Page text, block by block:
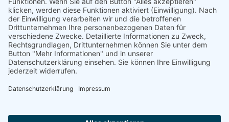
jederzeit eine E-Mail schreiben oder eine Nachricht
auf dem Anrufbeantworter hinterlassen. Ich melde
mich so bald wie möglich bei Ihnen zurück.
Vielen Dank für Ihr Verständnis.
Medien Schlicker
Obermögersheim 16a